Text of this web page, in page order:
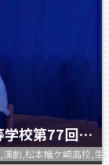
【2025文化祭特集】松本蟻ケ崎高等学校第77回ぎんが祭 演劇部
劇,松本蟻ケ崎高校,生